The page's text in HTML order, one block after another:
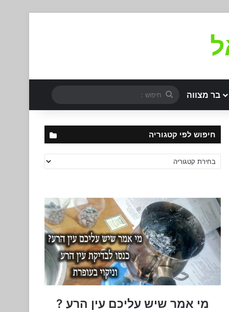
בר מצווה
חיפוש
:
חיפוש לפי קטגוריה
חיפוש
לפי
מי אמר שיש עליכם עין הרע ?